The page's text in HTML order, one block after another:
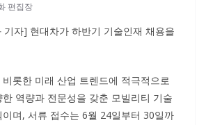
편집장
기자] 현대차가 하반기 기술인재 채용을
롯한 미래 산업 트렌드에 적극적으로
역량과 전문성을 갖춘 모빌리티 기술
며, 서류 접수는 6월 24일부터 30일까